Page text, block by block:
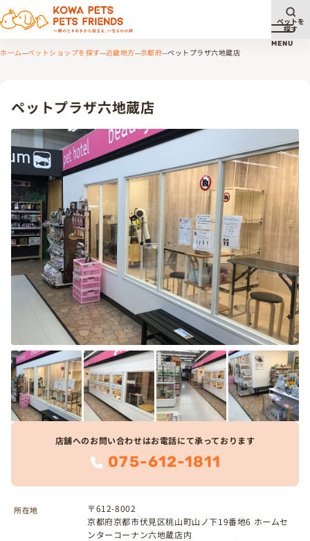
メニ
MENU
ペットを
探す
ホーム ペットショップを探す 近畿地方 京都府 ペットプラザ六地蔵店
ペットプラザ六地蔵店
店舗へのお問い合わせはお電話にて承っております
075-612-1811
所在地
〒612-8002
京都府京都市伏見区桃山町山ノ下19番地6 ホームセ
ンターコーナン六地蔵店内